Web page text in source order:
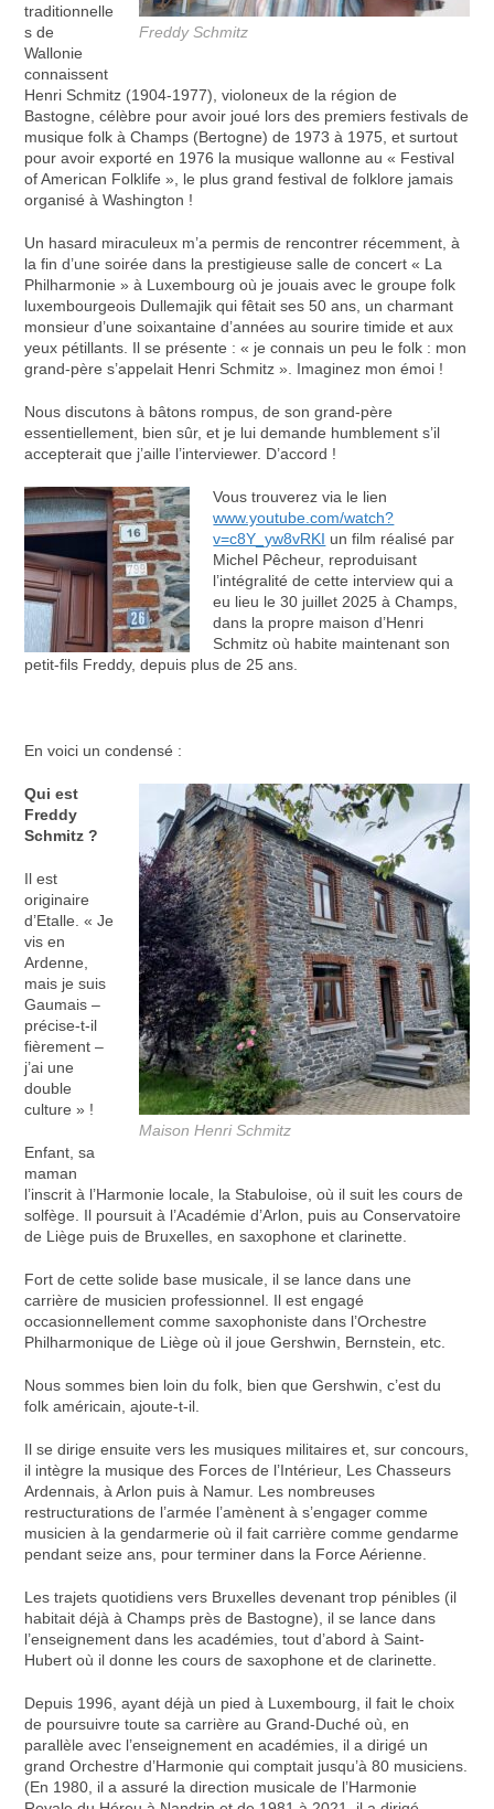
Freddy Schmitz
traditionnelle
s de
Wallonie
connaissent
Henri Schmitz (1904-1977), violoneux de la région de
Bastogne, célèbre pour avoir joué lors des premiers festivals de
musique folk à Champs (Bertogne) de 1973 à 1975, et surtout
pour avoir exporté en 1976 la musique wallonne au « Festival
of American Folklife », le plus grand festival de folklore jamais
organisé à Washington !
Un hasard miraculeux m’a permis de rencontrer récemment, à
la fin d’une soirée dans la prestigieuse salle de concert « La
Philharmonie » à Luxembourg où je jouais avec le groupe folk
luxembourgeois Dullemajik qui fêtait ses 50 ans, un charmant
monsieur d’une soixantaine d’années au sourire timide et aux
yeux pétillants. Il se présente : « je connais un peu le folk : mon
grand-père s’appelait Henri Schmitz ». Imaginez mon émoi !
Nous discutons à bâtons rompus, de son grand-père
essentiellement, bien sûr, et je lui demande humblement s’il
accepterait que j’aille l’interviewer. D’accord !
Vous trouverez via le lien
www.youtube.com/watch?
v=c8Y_yw8vRKI un film réalisé par
Michel Pêcheur, reproduisant
l’intégralité de cette interview qui a
eu lieu le 30 juillet 2025 à Champs,
dans la propre maison d’Henri
Schmitz où habite maintenant son
petit-fils Freddy, depuis plus de 25 ans.
En voici un condensé :
Maison Henri Schmitz
Qui est
Freddy
Schmitz ?
Il est
originaire
d’Etalle. « Je
vis en
Ardenne,
mais je suis
Gaumais –
précise-t-il
fièrement –
j’ai une
double
culture » !
Enfant, sa
maman
l’inscrit à l’Harmonie locale, la Stabuloise, où il suit les cours de
solfège. Il poursuit à l’Académie d’Arlon, puis au Conservatoire
de Liège puis de Bruxelles, en saxophone et clarinette.
Fort de cette solide base musicale, il se lance dans une
carrière de musicien professionnel. Il est engagé
occasionnellement comme saxophoniste dans l’Orchestre
Philharmonique de Liège où il joue Gershwin, Bernstein, etc.
Nous sommes bien loin du folk, bien que Gershwin, c’est du
folk américain, ajoute-t-il.
Il se dirige ensuite vers les musiques militaires et, sur concours,
il intègre la musique des Forces de l’Intérieur, Les Chasseurs
Ardennais, à Arlon puis à Namur. Les nombreuses
restructurations de l’armée l’amènent à s’engager comme
musicien à la gendarmerie où il fait carrière comme gendarme
pendant seize ans, pour terminer dans la Force Aérienne.
Les trajets quotidiens vers Bruxelles devenant trop pénibles (il
habitait déjà à Champs près de Bastogne), il se lance dans
l’enseignement dans les académies, tout d’abord à Saint-
Hubert où il donne les cours de saxophone et de clarinette.
Depuis 1996, ayant déjà un pied à Luxembourg, il fait le choix
de poursuivre toute sa carrière au Grand-Duché où, en
parallèle avec l’enseignement en académies, il a dirigé un
grand Orchestre d’Harmonie qui comptait jusqu’à 80 musiciens.
(En 1980, il a assuré la direction musicale de l’Harmonie